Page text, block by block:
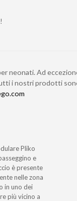
neonati. Ad
i nostri prodotti
Pliko
e
è presente
nelle zona
in uno dei
più vicino a